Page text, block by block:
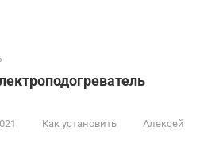
Как установить
Алексей